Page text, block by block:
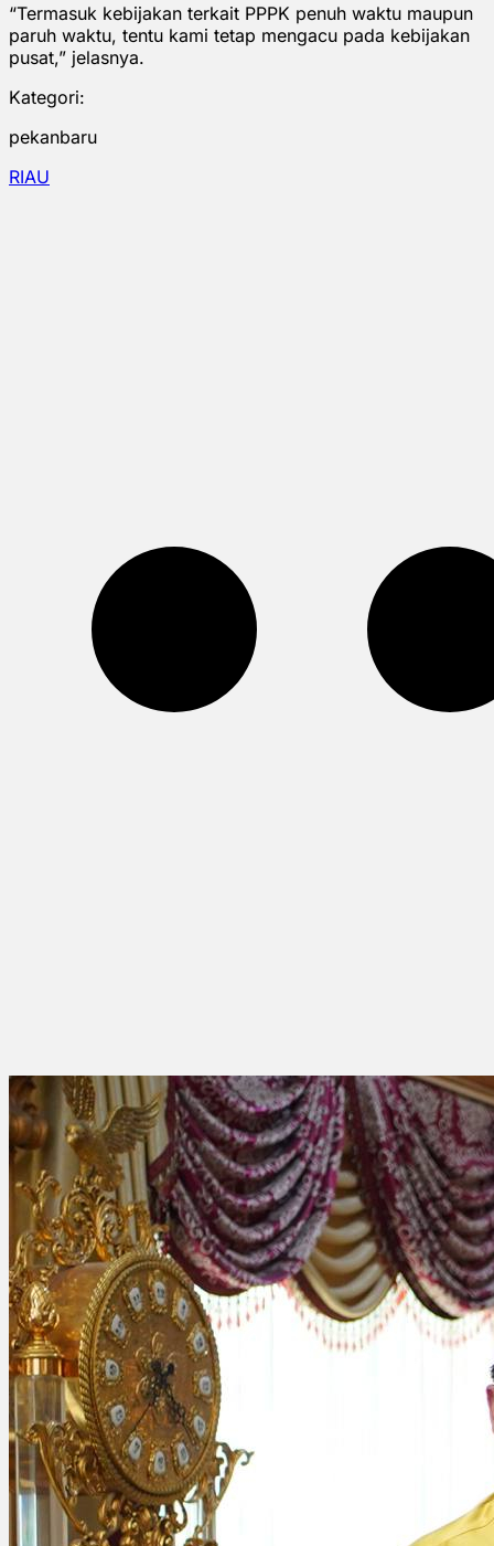
“Termasuk kebijakan terkait PPPK penuh waktu maupun
paruh waktu, tentu kami tetap mengacu pada kebijakan
pusat,” jelasnya.
Kategori:
pekanbaru
RIAU